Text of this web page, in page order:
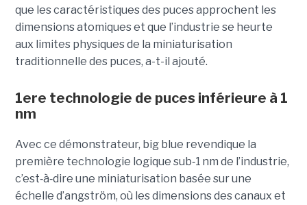
que les caractéristiques des puces approchent les
dimensions atomiques et que l’industrie se heurte
aux limites physiques de la miniaturisation
traditionnelle des puces, a-t-il ajouté.
1ere technologie de puces inférieure à 1
nm
Avec ce démonstrateur, big blue revendique la
première technologie logique sub‑1 nm de l’industrie,
c’est‑à‑dire une miniaturisation basée sur une
échelle d’angström, où les dimensions des canaux et